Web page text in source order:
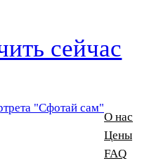
сейчас
О нас
Цены
FAQ